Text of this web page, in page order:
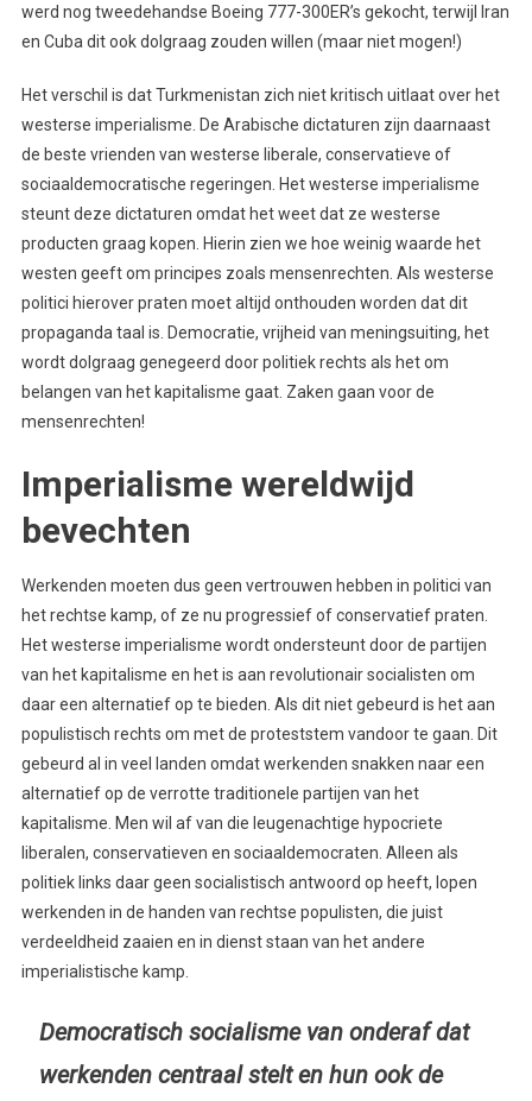
werd nog tweedehandse Boeing 777-300ER’s gekocht, terwijl Iran
en Cuba dit ook dolgraag zouden willen (maar niet mogen!)
Het verschil is dat Turkmenistan zich niet kritisch uitlaat over het
westerse imperialisme. De Arabische dictaturen zijn daarnaast
de beste vrienden van westerse liberale, conservatieve of
sociaaldemocratische regeringen. Het westerse imperialisme
steunt deze dictaturen omdat het weet dat ze westerse
producten graag kopen. Hierin zien we hoe weinig waarde het
westen geeft om principes zoals mensenrechten. Als westerse
politici hierover praten moet altijd onthouden worden dat dit
propaganda taal is. Democratie, vrijheid van meningsuiting, het
wordt dolgraag genegeerd door politiek rechts als het om
belangen van het kapitalisme gaat. Zaken gaan voor de
mensenrechten!
Imperialisme wereldwijd
bevechten
Werkenden moeten dus geen vertrouwen hebben in politici van
het rechtse kamp, of ze nu progressief of conservatief praten.
Het westerse imperialisme wordt ondersteunt door de partijen
van het kapitalisme en het is aan revolutionair socialisten om
daar een alternatief op te bieden. Als dit niet gebeurd is het aan
populistisch rechts om met de proteststem vandoor te gaan. Dit
gebeurd al in veel landen omdat werkenden snakken naar een
alternatief op de verrotte traditionele partijen van het
kapitalisme. Men wil af van die leugenachtige hypocriete
liberalen, conservatieven en sociaaldemocraten. Alleen als
politiek links daar geen socialistisch antwoord op heeft, lopen
werkenden in de handen van rechtse populisten, die juist
verdeeldheid zaaien en in dienst staan van het andere
imperialistische kamp.
Democratisch socialisme van onderaf dat
werkenden centraal stelt en hun ook de